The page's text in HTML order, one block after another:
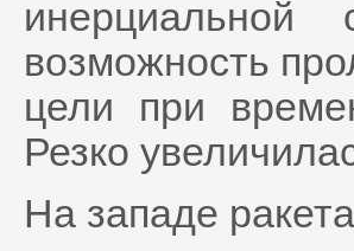
инерциальной
возможность
цели при
Резко
На западе